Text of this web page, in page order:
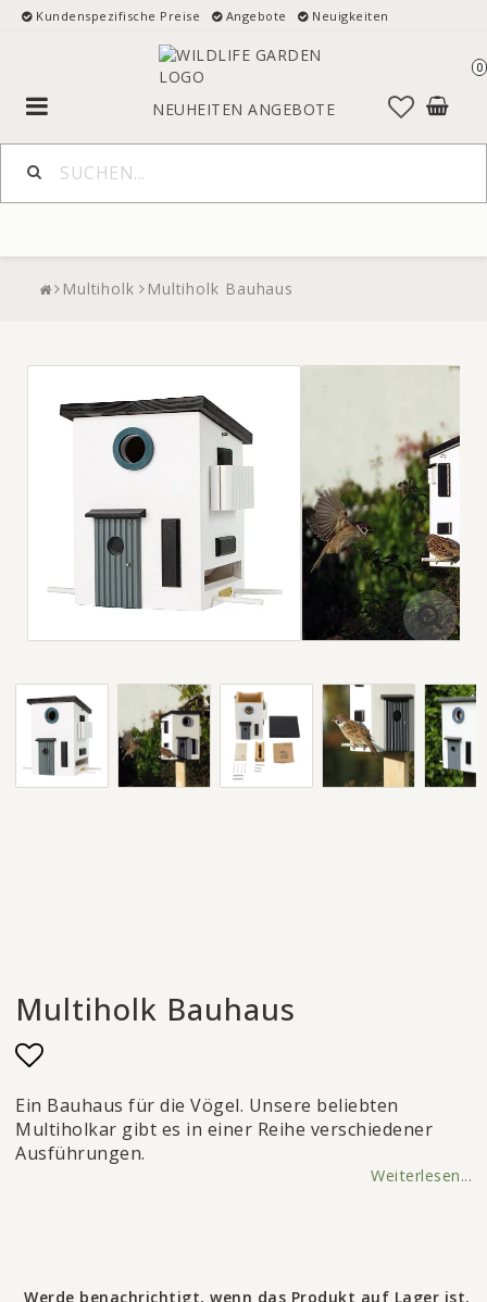
Kundenspezifische Preise Angebote Neuigkeiten
NEUHEITEN ANGEBOTE
0
Toggle
navigation
Multiholk Multiholk Bauhaus
Multiholk Bauhaus
Add to list of favorites
Ein Bauhaus für die Vögel. Unsere beliebten
Multiholkar gibt es in einer Reihe verschiedener
Ausführungen.
Weiterlesen...
Werde benachrichtigt, wenn das Produkt auf Lager ist.